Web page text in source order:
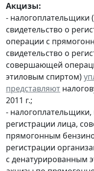
Акцизы:
-
свидетельство о
операции с
свидетельство о
совершающей
этиловым спиртом)
представляют
2011 г.;
-
регистрации лица,
прямогонным
регистрации
с денатурированным